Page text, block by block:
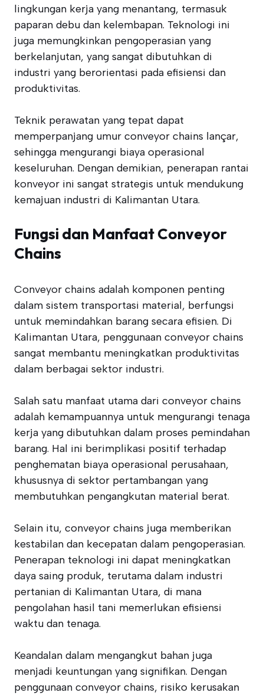
lingkungan kerja yang menantang, termasuk
paparan debu dan kelembapan. Teknologi ini
juga memungkinkan pengoperasian yang
berkelanjutan, yang sangat dibutuhkan di
industri yang berorientasi pada efisiensi dan
produktivitas.
Teknik perawatan yang tepat dapat
memperpanjang umur conveyor chains lançar,
sehingga mengurangi biaya operasional
keseluruhan. Dengan demikian, penerapan rantai
konveyor ini sangat strategis untuk mendukung
kemajuan industri di Kalimantan Utara.
Fungsi dan Manfaat Conveyor
Chains
Conveyor chains adalah komponen penting
dalam sistem transportasi material, berfungsi
untuk memindahkan barang secara efisien. Di
Kalimantan Utara, penggunaan conveyor chains
sangat membantu meningkatkan produktivitas
dalam berbagai sektor industri.
Salah satu manfaat utama dari conveyor chains
adalah kemampuannya untuk mengurangi tenaga
kerja yang dibutuhkan dalam proses pemindahan
barang. Hal ini berimplikasi positif terhadap
penghematan biaya operasional perusahaan,
khususnya di sektor pertambangan yang
membutuhkan pengangkutan material berat.
Selain itu, conveyor chains juga memberikan
kestabilan dan kecepatan dalam pengoperasian.
Penerapan teknologi ini dapat meningkatkan
daya saing produk, terutama dalam industri
pertanian di Kalimantan Utara, di mana
pengolahan hasil tani memerlukan efisiensi
waktu dan tenaga.
Keandalan dalam mengangkut bahan juga
menjadi keuntungan yang signifikan. Dengan
penggunaan conveyor chains, risiko kerusakan